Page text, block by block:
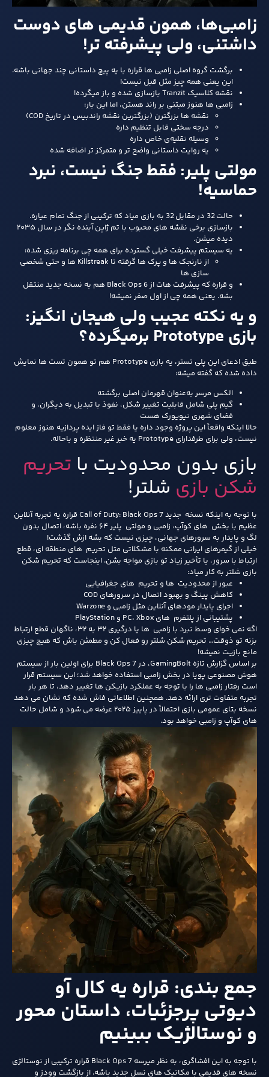
زامبی‌ها، همون قدیمی‌ های دوست‌
داشتنی، ولی پیشرفته‌ تر!
برگشت گروه اصلی زامبی‌ ها قراره با یه پیچ داستانی چند جهانی باشه.
این یعنی همه چیز مثل قبل نیست!
نقشه کلاسیک Tranzit بازسازی شده و باز میگرده!
زامبی‌ ها هنوز مبتنی بر راند هستن، اما این بار:
نقشه‌ ها بزرگترن (بزرگترین نقشه راندبیس در تاریخ COD)
درجه سختی قابل تنظیم داره
وسیله نقلیه‌ی خاص داره
یه روایت داستانی واضح‌ تر و متمرکز تر اضافه شده
مولتی‌ پلیر: فقط جنگ نیست، نبرد
حماسیه!
حالت 32 در مقابل 32 به بازی میاد که ترکیبی از جنگ تمام‌ عیاره.
بازسازی برخی نقشه‌ های محبوب با تم ژاپن آینده‌ نگر در سال ۲۰۳۵
دیده میشن.
یه سیستم پیشرفت خیلی گسترده برای همه‌ چی برنامه‌ ریزی شده:
از نارنجک‌ ها و پرک‌ ها گرفته تا Killstreak ها و حتی شخصی‌
سازی‌ ها
و قراره که پیشرفت‌ هات از Black Ops 6 هم به نسخه جدید منتقل
بشه. یعنی همه چی از اول صفر نمیشه!
و یه نکته عجیب ولی هیجان‌ انگیز:
بازی Prototype برمیگرده؟
طبق ادعای این پلی‌ تستر، یه بازی Prototype هم تو همون تست‌ ها نمایش
داده شده که گفته میشه:
الکس مرسر به‌عنوان قهرمان اصلی برگشته
گیم‌ پلی شامل قابلیت تغییر شکل، نفوذ با تبدیل به دیگران، و
فضای شهری نیویورک هست
حالا اینکه واقعاً این پروژه وجود داره یا فقط تو فاز ایده‌ پردازیه هنوز معلوم
نیست، ولی برای طرفدارای Prototype یه خبر غیر منتظره و باحاله.
بازی بدون محدودیت با تحریم
شکن بازی شلتر!
با توجه به اینکه نسخه جدید Call of Duty: Black Ops 7 قراره یه تجربه آنلاین
عظیم با بخش های کوآپ، زامبی و مولتی پلیر ۶۴ نفره باشه، اتصال بدون
لگ و پایدار به سرورهای جهانی، چیزی نیست که بشه ازش گذشت!
خیلی از گیمرهای ایرانی ممکنه با مشکلاتی مثل تحریم های منطقه ای، قطع
ارتباط با سرور، یا تأخیر زیاد تو بازی مواجه بشن. اینجاست که تحریم شکن
بازی شلتر به کار میاد:
عبور از محدودیت ها و تحریم های جغرافیایی
کاهش پینگ و بهبود اتصال در سرورهای COD
اجرای پایدار مودهای آنلاین مثل زامبی و Warzone
پشتیبانی از پلتفرم های PC، Xbox و PlayStation
اگه نمی خوای وسط نبرد با زامبی ها یا درگیری ۳۲ به ۳۲، ناگهان قطع ارتباط
بزنه تو ذوقت… تحریم شکن شلتر رو فعال کن و مطمئن باش که هیچ چیزی
مانع بازیت نمیشه!
بر اساس گزارش تازه GamingBolt، در Black Ops 7 برای اولین بار از سیستم
هوش مصنوعی پویا در بخش زامبی استفاده خواهد شد؛ این سیستم قرار
است رفتار زامبی ها را با توجه به عملکرد بازیکن ها تغییر دهد، تا هر بار
تجربه متفاوت تری ارائه دهد. همچنین اطلاعاتی فاش شده که نشان می دهد
نسخه بتای عمومی بازی احتمالاً در پاییز ۲۰۲۵ عرضه می شود و شامل حالت
های کوآپ و زامبی خواهد بود.
جمع‌ بندی: قراره یه کال آو
دیوتی پرجزئیات، داستان‌ محور
و نوستالژیک ببینیم
با توجه به این افشاگری، به‌ نظر میرسه Black Ops 7 قراره ترکیبی از نوستالژی
نسخه‌ های قدیمی با مکانیک‌ های نسل جدید باشه. از بازگشت وودز و